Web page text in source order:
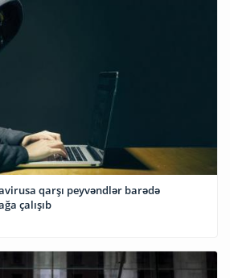
qarşı peyvəndlər barədə
çalışıb